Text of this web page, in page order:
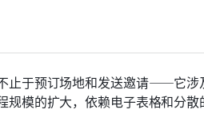
止于预订场地和发送邀请——它涉
规模的扩大，依赖电子表格和分